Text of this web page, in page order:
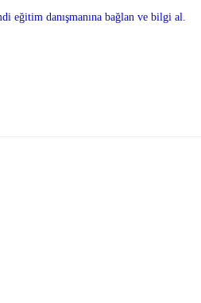
eğitim danışmanına bağlan ve bilgi al.